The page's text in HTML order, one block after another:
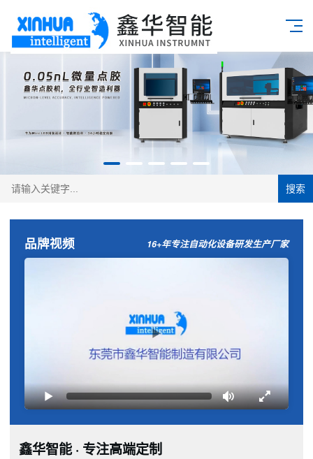
搜索
品牌视频 16+年专注自动化设备研发生产厂家
鑫华智能 · 专注高端定制